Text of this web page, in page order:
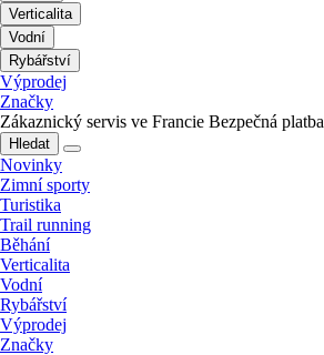
Verticalita
Vodní
Rybářství
Výprodej
Značky
Zákaznický servis ve Francie Bezpečná platba
Hledat
Novinky
Zimní sporty
Turistika
Trail running
Běhání
Verticalita
Vodní
Rybářství
Výprodej
Značky